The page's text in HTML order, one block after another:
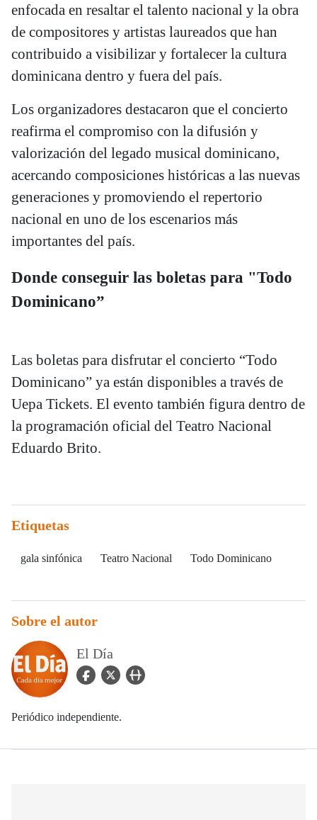
enfocada en resaltar el talento nacional y la obra
de compositores y artistas laureados que han
contribuido a visibilizar y fortalecer la cultura
dominicana dentro y fuera del país.
Los organizadores destacaron que el concierto
reafirma el compromiso con la difusión y
valorización del legado musical dominicano,
acercando composiciones históricas a las nuevas
generaciones y promoviendo el repertorio
nacional en uno de los escenarios más
importantes del país.
Donde conseguir las boletas para "Todo
Dominicano”
Las boletas para disfrutar el concierto “Todo
Dominicano” ya están disponibles a través de
Uepa Tickets. El evento también figura dentro de
la programación oficial del Teatro Nacional
Eduardo Brito.
Etiquetas
gala sinfónica Teatro Nacional Todo Dominicano
Sobre el autor
El Día
facebook Icon
twitter Iconuser_url Icon
Periódico independiente.